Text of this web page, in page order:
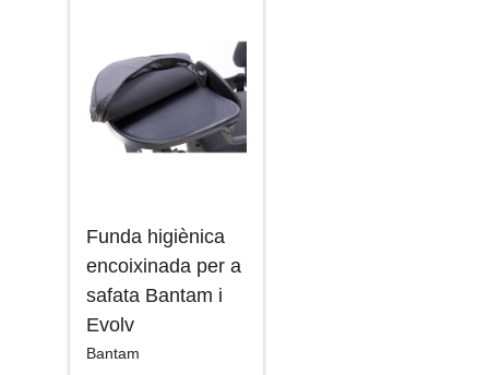
Funda higiènica
encoixinada per a
safata Bantam i
Evolv
Bantam